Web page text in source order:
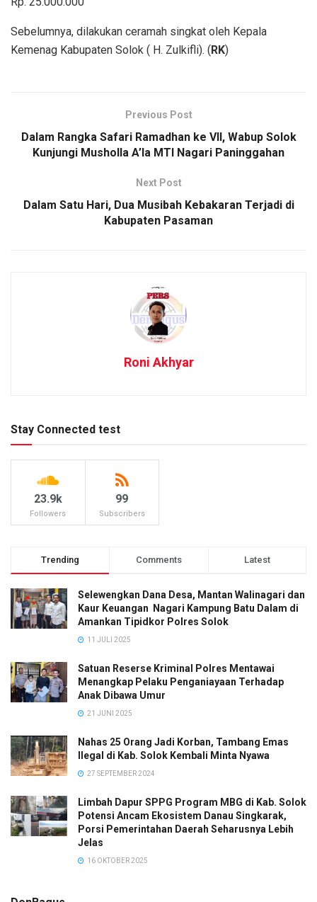
Sebelumnya, dilakukan ceramah singkat oleh Kepala
Kemenag Kabupaten Solok ( H. Zulkifli). (RK)
Previous Post
Dalam Rangka Safari Ramadhan ke VII, Wabup Solok
Kunjungi Musholla A’la MTI Nagari Paninggahan
Next Post
Dalam Satu Hari, Dua Musibah Kebakaran Terjadi di
Kabupaten Pasaman
Roni Akhyar
Stay Connected test
23.9k
Followers
99
Subscribers
Trending Comments Latest
Selewengkan Dana Desa, Mantan Walinagari dan
Kaur Keuangan Nagari Kampung Batu Dalam di
Amankan Tipidkor Polres Solok
11 JULI 2025
Satuan Reserse Kriminal Polres Mentawai
Menangkap Pelaku Penganiayaan Terhadap
Anak Dibawa Umur
21 JUNI 2025
Nahas 25 Orang Jadi Korban, Tambang Emas
Ilegal di Kab. Solok Kembali Minta Nyawa
27 SEPTEMBER 2024
Limbah Dapur SPPG Program MBG di Kab. Solok
Potensi Ancam Ekosistem Danau Singkarak,
Porsi Pemerintahan Daerah Seharusnya Lebih
Jelas
16 OKTOBER 2025